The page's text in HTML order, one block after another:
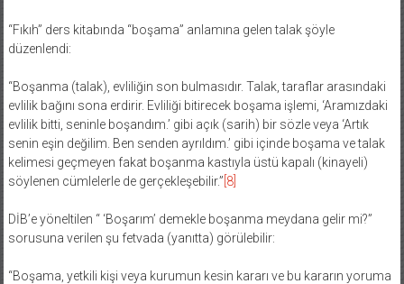
“Fıkıh” ders kitabında “boşama” anlamına gelen talak şöyle
düzenlendi:
“Boşanma (talak), evliliğin son bulmasıdır. Talak, taraflar arasındaki
evlilik bağını sona erdirir. Evliliği bitirecek boşama işlemi, ‘Aramızdaki
evlilik bitti, seninle boşandım.’ gibi açık (sarih) bir sözle veya ‘Artık
senin eşin değilim. Ben senden ayrıldım.’ gibi içinde boşama ve talak
kelimesi geçmeyen fakat boşanma kastıyla üstü kapalı (kinayeli)
söylenen cümlelerle de gerçekleşebilir.” [8]
DİB’e yöneltilen “ ‘Boşarım’ demekle boşanma meydana gelir mi?”
sorusuna verilen şu fetvada (yanıtta) görülebilir:
“Boşama, yetkili kişi veya kurumun kesin kararı ve bu kararın yoruma